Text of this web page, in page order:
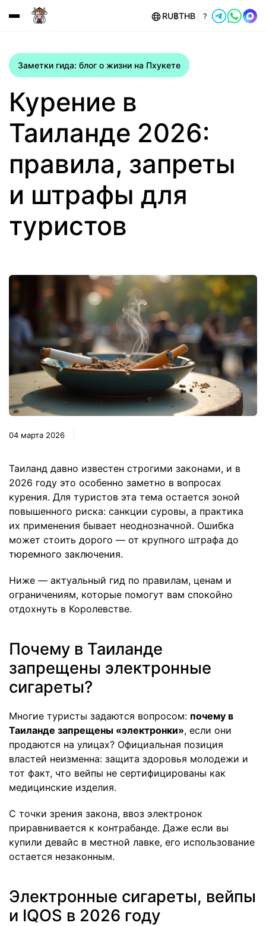
RU฿THB ?
Заметки гида: блог о жизни на Пхукете
Курение в
Таиланде 2026:
правила, запреты
и штрафы для
туристов
04 марта 2026
Таиланд давно известен строгими законами, и в
2026 году это особенно заметно в вопросах
курения. Для туристов эта тема остается зоной
повышенного риска: санкции суровы, а практика
их применения бывает неоднозначной. Ошибка
может стоить дорого — от крупного штрафа до
тюремного заключения.
Ниже — актуальный гид по правилам, ценам и
ограничениям, которые помогут вам спокойно
отдохнуть в Королевстве.
Почему в Таиланде
запрещены электронные
сигареты?
Многие туристы задаются вопросом: почему в
Таиланде запрещены «электронки», если они
продаются на улицах? Официальная позиция
властей неизменна: защита здоровья молодежи и
тот факт, что вейпы не сертифицированы как
медицинские изделия.
С точки зрения закона, ввоз электронок
приравнивается к контрабанде. Даже если вы
купили девайс в местной лавке, его использование
остается незаконным.
Электронные сигареты, вейпы
и IQOS в 2026 году